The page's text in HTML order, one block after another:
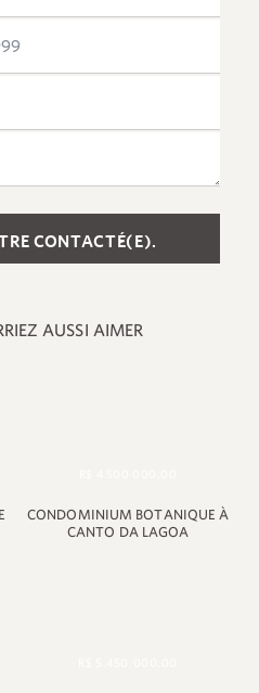
AUSSI AIMER
CONDOMINIUM BOTANIQUE À
CANTO DA LAGOA